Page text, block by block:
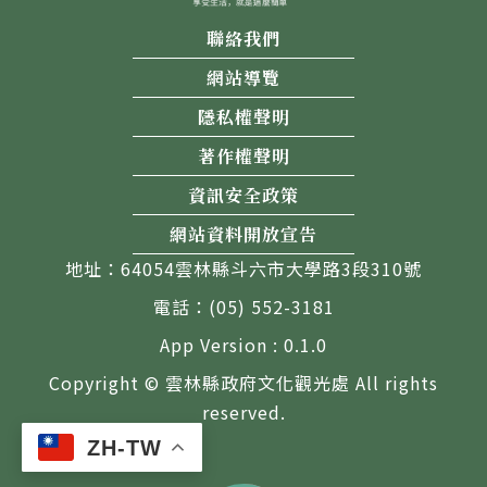
ZH-TW
聯絡我們
網站導覽
隱私權聲明
著作權聲明
資訊安全政策
網站資料開放宣告
地址：64054雲林縣斗六市大學路3段310號
電話：(05) 552-3181
App Version : 0.1.0
Copyright © 雲林縣政府文化觀光處 All rights
reserved.